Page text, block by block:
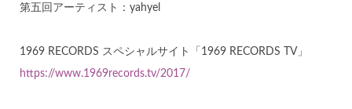
第五回アーティスト：yahyel
1969 RECORDS スペシャルサイト「1969 RECORDS TV」
https://www.1969records.tv/2017/